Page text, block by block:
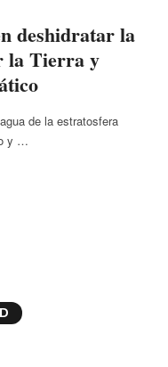
deshidratar la
la Tierra y
de la estratosfera
y …